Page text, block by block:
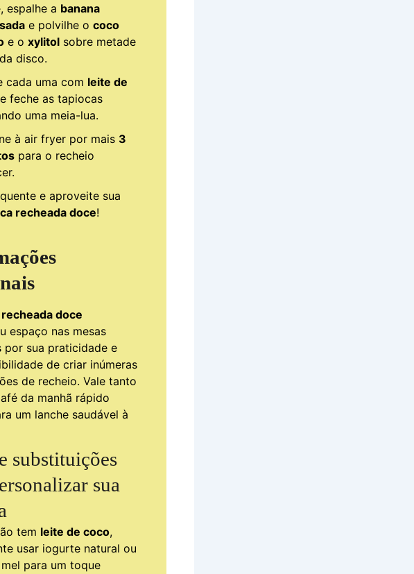
espalhe a banana
e polvilhe o coco
e o xylitol sobre metade
disco.
cada uma com leite de
e feche as tapiocas
uma meia-lua.
à air fryer por mais 3
para o recheio
e aproveite sua
recheada doce!
doce
espaço nas mesas
por sua praticidade e
de criar inúmeras
de recheio. Vale tanto
da manhã rápido
um lanche saudável à
substituições
sua
tem leite de coco,
usar iogurte natural ou
para um toque